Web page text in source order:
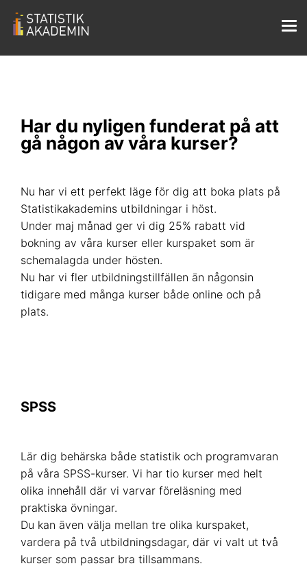
Har du nyligen funderat på att
gå någon av våra kurser?
Nu har vi ett perfekt läge för dig att boka plats på
Statistikakademins utbildningar i höst.
Under maj månad ger vi dig 25% rabatt vid
bokning av våra kurser eller kurspaket som är
schemalagda under hösten.
Nu har vi fler utbildningstillfällen än någonsin
tidigare med många kurser både online och på
plats.
SPSS
Lär dig behärska både statistik och programvaran
på våra SPSS-kurser. Vi har tio kurser med helt
olika innehåll där vi varvar föreläsning med
praktiska övningar.
Du kan även välja mellan tre olika kurspaket,
vardera på två utbildningsdagar, där vi valt ut två
kurser som passar bra tillsammans.